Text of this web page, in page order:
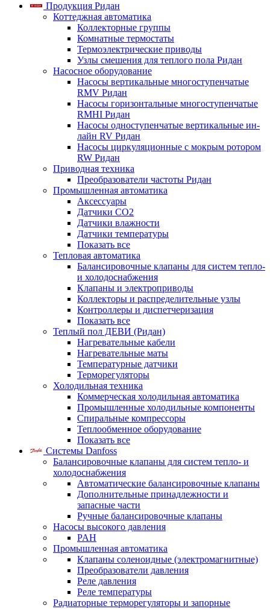
Продукция Ридан
Коттеджная автоматика
Коллекторные группы
Комнатные термостаты
Термоэлектрические приводы
Узлы смешения для теплого пола Ридан
Насосное оборудование
Насосы вертикальные многоступенчатые
RMV Ридан
Насосы горизонтальные многоступенчатые
RMHI Ридан
Насосы одноступенчатые вертикальные ин-
лайн RV Ридан
Насосы циркуляционные с мокрым ротором
RW Ридан
Приводная техника
Преобразователи частоты Ридан
Промышленная автоматика
Аксессуары
Датчики CO2
Датчики влажности
Датчики температуры
Показать все
Тепловая автоматика
Балансировочные клапаны для систем тепло-
и холодоснабжения
Клапаны и электроприводы
Коллекторы и распределительные узлы
Контроллеры и диспетчеризация
Показать все
Теплый пол ДЕВИ (Ридан)
Нагревательные кабели
Нагревательные маты
Температурные датчики
Терморегуляторы
Холодильная техника
Коммерческая холодильная автоматика
Промышленные холодильные компоненты
Спиральные компрессоры
Теплообменное оборудование
Показать все
Системы Danfoss
Балансировочные клапаны для систем тепло- и
холодоснабжения
Автоматические балансировочные клапаны
Дополнительные принадлежности и
запасные части
Ручные балансировочные клапаны
Насосы высокого давления
PAH
Промышленная автоматика
Клапаны соленоидные (электромагнитные)
Преобразователи давления
Реле давления
Реле температуры
Радиаторные терморегуляторы и запорные